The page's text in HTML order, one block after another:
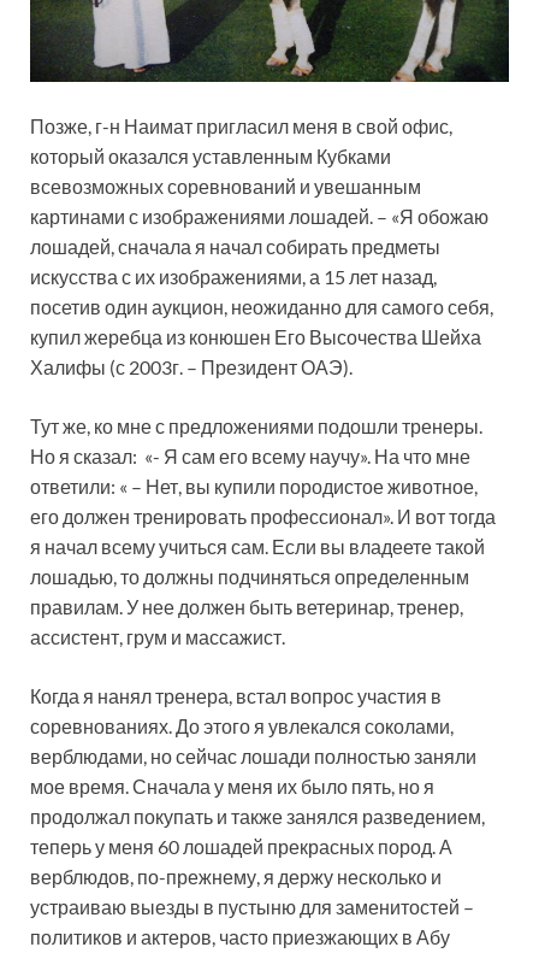
Позже, г-н Наимат пригласил меня в свой офис,
который оказался уставленным Кубками
всевозможных соревнований и увешанным
картинами с изображениями лошадей. – «Я обожаю
лошадей, сначала я начал собирать предметы
искусства с их изображениями, а 15 лет назад,
посетив один аукцион, неожиданно для самого себя,
купил жеребца из конюшен Его Высочества Шейха
Халифы (с 2003г. – Президент ОАЭ).
Тут же, ко мне с предложениями подошли тренеры.
Но я сказал: «- Я сам его всему научу». На что мне
ответили: « – Нет, вы купили породистое животное,
его должен тренировать профессионал». И вот тогда
я начал всему учиться сам. Если вы владеете такой
лошадью, то должны подчиняться определенным
правилам. У нее должен быть ветеринар, тренер,
ассистент, грум и массажист.
Когда я нанял тренера, встал вопрос участия в
соревнованиях. До этого я увлекался соколами,
верблюдами, но сейчас лошади полностью заняли
мое время. Сначала у меня их было пять, но я
продолжал покупать и также занялся разведением,
теперь у меня 60 лошадей прекрасных пород. А
верблюдов, по-прежнему, я держу несколько и
устраиваю выезды в пустыню для заменитостей –
политиков и актеров, часто приезжающих в Абу